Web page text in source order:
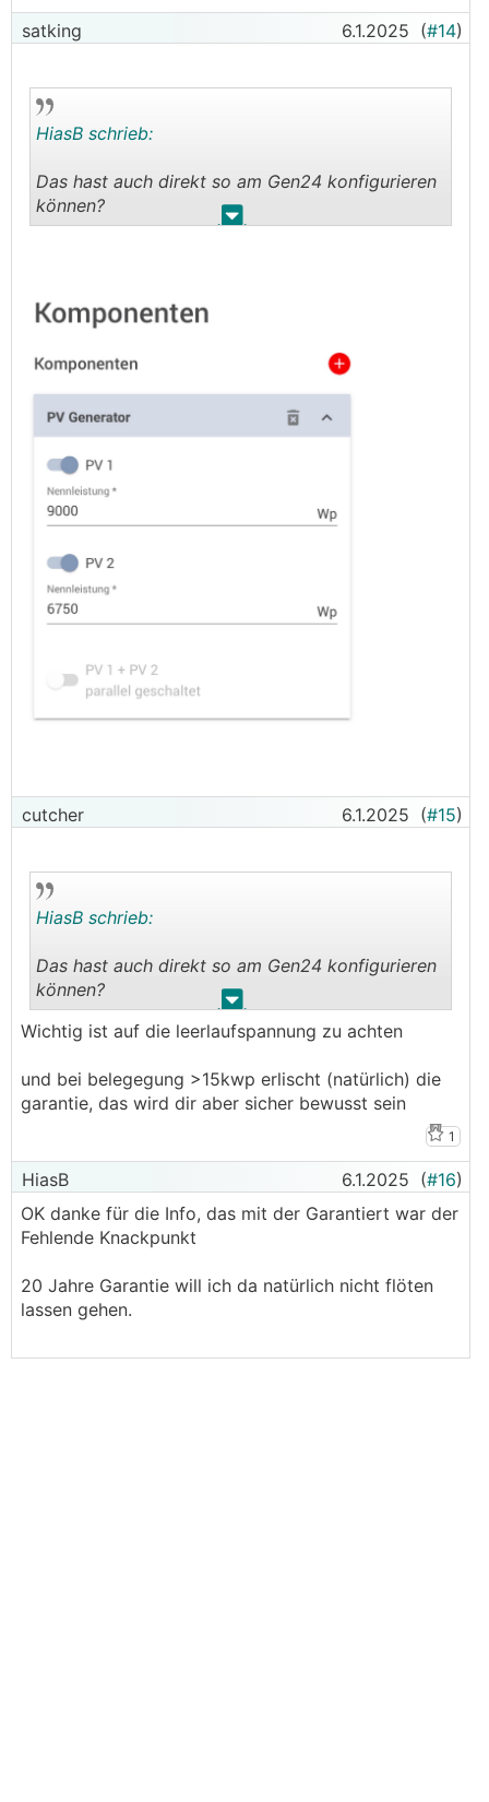
satking 6.1.2025 (#14)
. .
HiasB schrieb:
Das hast auch direkt so am Gen24 konfigurieren
können?
cutcher 6.1.2025 (#15)
. .
HiasB schrieb:
Das hast auch direkt so am Gen24 konfigurieren
können?
Das stimmt mich ja schon mal positiv dass ich
Wichtig ist auf die leerlaufspannung zu achten
und bei belegegung >15kwp erlischt (natürlich) die
garantie, das wird dir aber sicher bewusst sein
1
HiasB 6.1.2025 (#16)
OK danke für die Info, das mit der Garantiert war der
Fehlende Knackpunkt
20 Jahre Garantie will ich da natürlich nicht flöten
lassen gehen.